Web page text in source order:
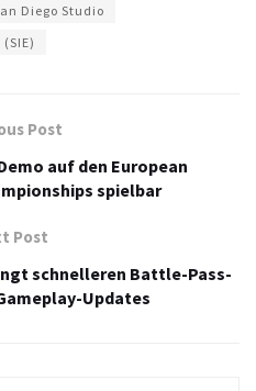
Diego Studio
Post
auf den European
spielbar
Post
schnelleren Battle-Pass-
Updates